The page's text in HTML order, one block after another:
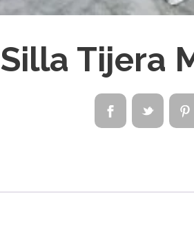
Silla Tijera